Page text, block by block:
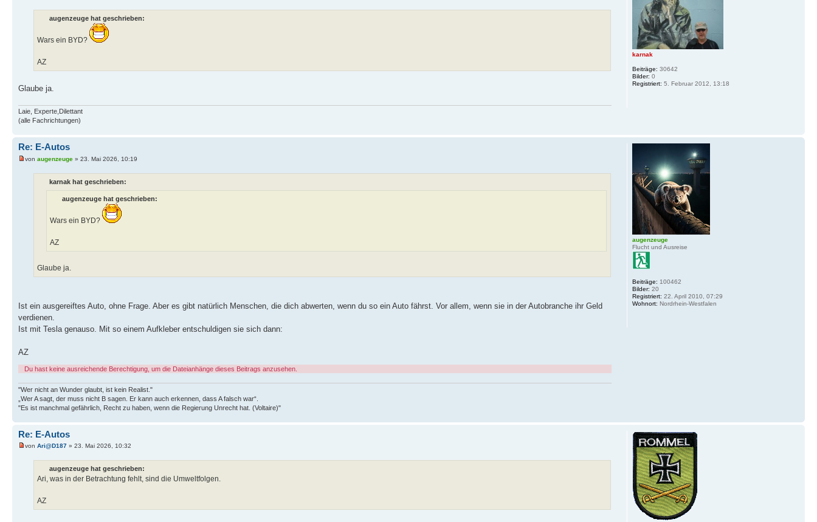
augenzeuge hat geschrieben:
Wars ein BYD?
AZ
Glaube ja.
Laie, Experte,Dilettant
(alle Fachrichtungen)
karnak
Beiträge: 30642
Bilder: 0
Registriert: 5. Februar 2012, 13:18
Re: E-Autos
von augenzeuge » 23. Mai 2026, 10:19
karnak hat geschrieben:
augenzeuge hat geschrieben:
Wars ein BYD?
AZ
Glaube ja.
Ist ein ausgereiftes Auto, ohne Frage. Aber es gibt natürlich Menschen, die dich abwerten, wenn du so ein Auto fährst. Vor allem, wenn sie in der Autobranche ihr Geld
verdienen.
Ist mit Tesla genauso. Mit so einem Aufkleber entschuldigen sie sich dann:
AZ
Du hast keine ausreichende Berechtigung, um die Dateianhänge dieses Beitrags anzusehen.
"Wer nicht an Wunder glaubt, ist kein Realist."
„Wer A sagt, der muss nicht B sagen. Er kann auch erkennen, dass A falsch war“.
"Es ist manchmal gefährlich, Recht zu haben, wenn die Regierung Unrecht hat. (Voltaire)"
augenzeuge
Flucht und Ausreise
Beiträge: 100462
Bilder: 20
Registriert: 22. April 2010, 07:29
Wohnort: Nordrhein-Westfalen
Re: E-Autos
von Ari@D187 » 23. Mai 2026, 10:32
augenzeuge hat geschrieben:
Ari, was in der Betrachtung fehlt, sind die Umweltfolgen.
AZ